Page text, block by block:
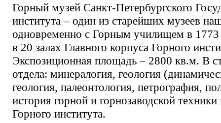
Горный музей Санкт-Петербургского
института – один из старейших музеев
одновременно с Горным училищем в 1773
в 20 залах Главного корпуса Горного
Экспозиционная площадь – 2800 кв.м. В
отдела: минералогия, геология
геология, палеонтология, петрография,
история горной и горнозаводской
Горного института.